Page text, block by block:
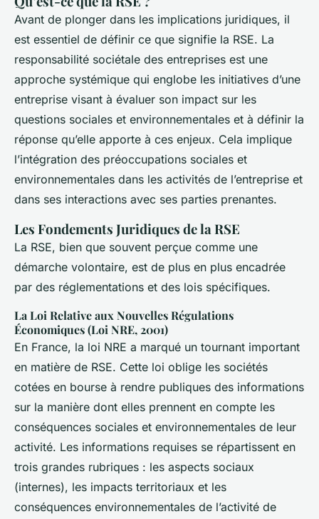
Avant de plonger dans les implications juridiques, il
est essentiel de définir ce que signifie la RSE. La
responsabilité sociétale des entreprises est une
approche systémique qui englobe les initiatives d’une
entreprise visant à évaluer son impact sur les
questions sociales et environnementales et à définir la
réponse qu’elle apporte à ces enjeux. Cela implique
l’intégration des préoccupations sociales et
environnementales dans les activités de l’entreprise et
dans ses interactions avec ses parties prenantes.
Les Fondements Juridiques de la RSE
La RSE, bien que souvent perçue comme une
démarche volontaire, est de plus en plus encadrée
par des réglementations et des lois spécifiques.
La Loi Relative aux Nouvelles Régulations
Économiques (Loi NRE, 2001)
En France, la loi NRE a marqué un tournant important
en matière de RSE. Cette loi oblige les sociétés
cotées en bourse à rendre publiques des informations
sur la manière dont elles prennent en compte les
conséquences sociales et environnementales de leur
activité. Les informations requises se répartissent en
trois grandes rubriques : les aspects sociaux
(internes), les impacts territoriaux et les
conséquences environnementales de l’activité de